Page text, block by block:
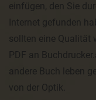
einfügen, den Sie
Internet gefunden
sollten eine Qualität
PDF an
andere Buch leben
von der Optik.
dass alle
Gravatar registriert
https://
Routinemäßige
Der für die
speichert
nur für den